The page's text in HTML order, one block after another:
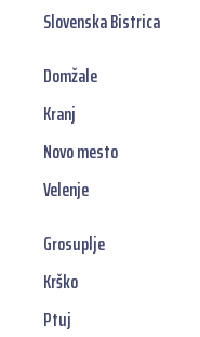
Slovenska Bistrica
Domžale
Kranj
Novo mesto
Velenje
Grosuplje
Krško
Ptuj